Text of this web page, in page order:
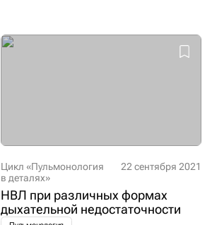
Цикл «Пульмонология
в деталях»
22 сентября 2021
НВЛ при различных формах
дыхательной недостаточности